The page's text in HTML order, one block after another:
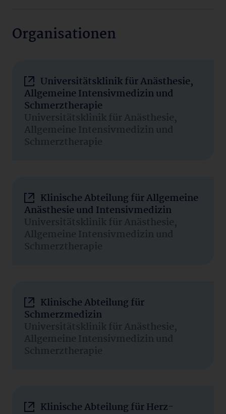
Organisationen
Universitätsklinik für Anästhesie,
Allgemeine Intensivmedizin und
Schmerztherapie
Universitätsklinik für Anästhesie,
Allgemeine Intensivmedizin und
Schmerztherapie
Klinische Abteilung für Allgemeine
Anästhesie und Intensivmedizin
Universitätsklinik für Anästhesie,
Allgemeine Intensivmedizin und
Schmerztherapie
Klinische Abteilung für
Schmerzmedizin
Universitätsklinik für Anästhesie,
Allgemeine Intensivmedizin und
Schmerztherapie
Klinische Abteilung für Herz-